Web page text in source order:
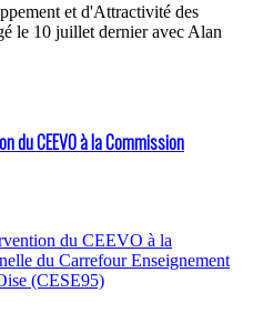
et d'Attractivité des
le 10 juillet dernier avec Alan
du CEEVO à la Commission